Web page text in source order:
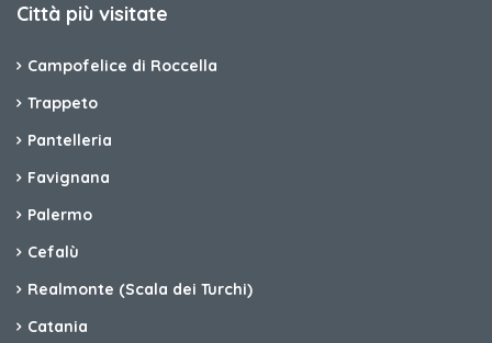
Città più visitate
Campofelice di Roccella
Trappeto
Pantelleria
Favignana
Palermo
Cefalù
Realmonte (Scala dei Turchi)
Catania